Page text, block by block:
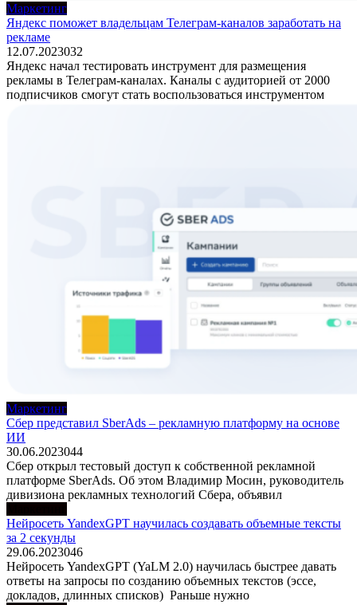
Маркетинг
Яндекс поможет владельцам Телеграм-каналов заработать на
рекламе
12.07.2023032
Яндекс начал тестировать инструмент для размещения
рекламы в Телеграм-каналах. Каналы с аудиторией от 2000
подписчиков смогут стать воспользоваться инструментом
Маркетинг
Сбер представил SberAds – рекламную платформу на основе
ИИ
30.06.2023044
Сбер открыл тестовый доступ к собственной рекламной
платформе SberAds. Об этом Владимир Мосин, руководитель
дивизиона рекламных технологий Сбера, объявил
Нейросеть YandexGPT научилась создавать объемные тексты
за 2 секунды
29.06.2023046
Нейросеть YandexGPT (YaLM 2.0) научилась быстрее давать
ответы на запросы по созданию объемных текстов (эссе,
докладов, длинных списков) Раньше нужно